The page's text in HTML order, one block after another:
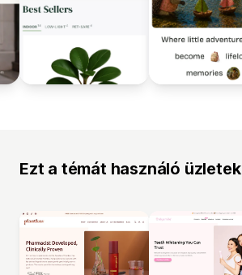
Ezt a témát használó üzletek